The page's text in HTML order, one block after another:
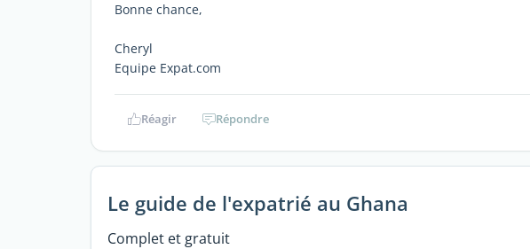
Bonne chance,
Cheryl
Equipe Expat.com
Réagir Répondre
Le guide de l'expatrié au Ghana
Complet et gratuit